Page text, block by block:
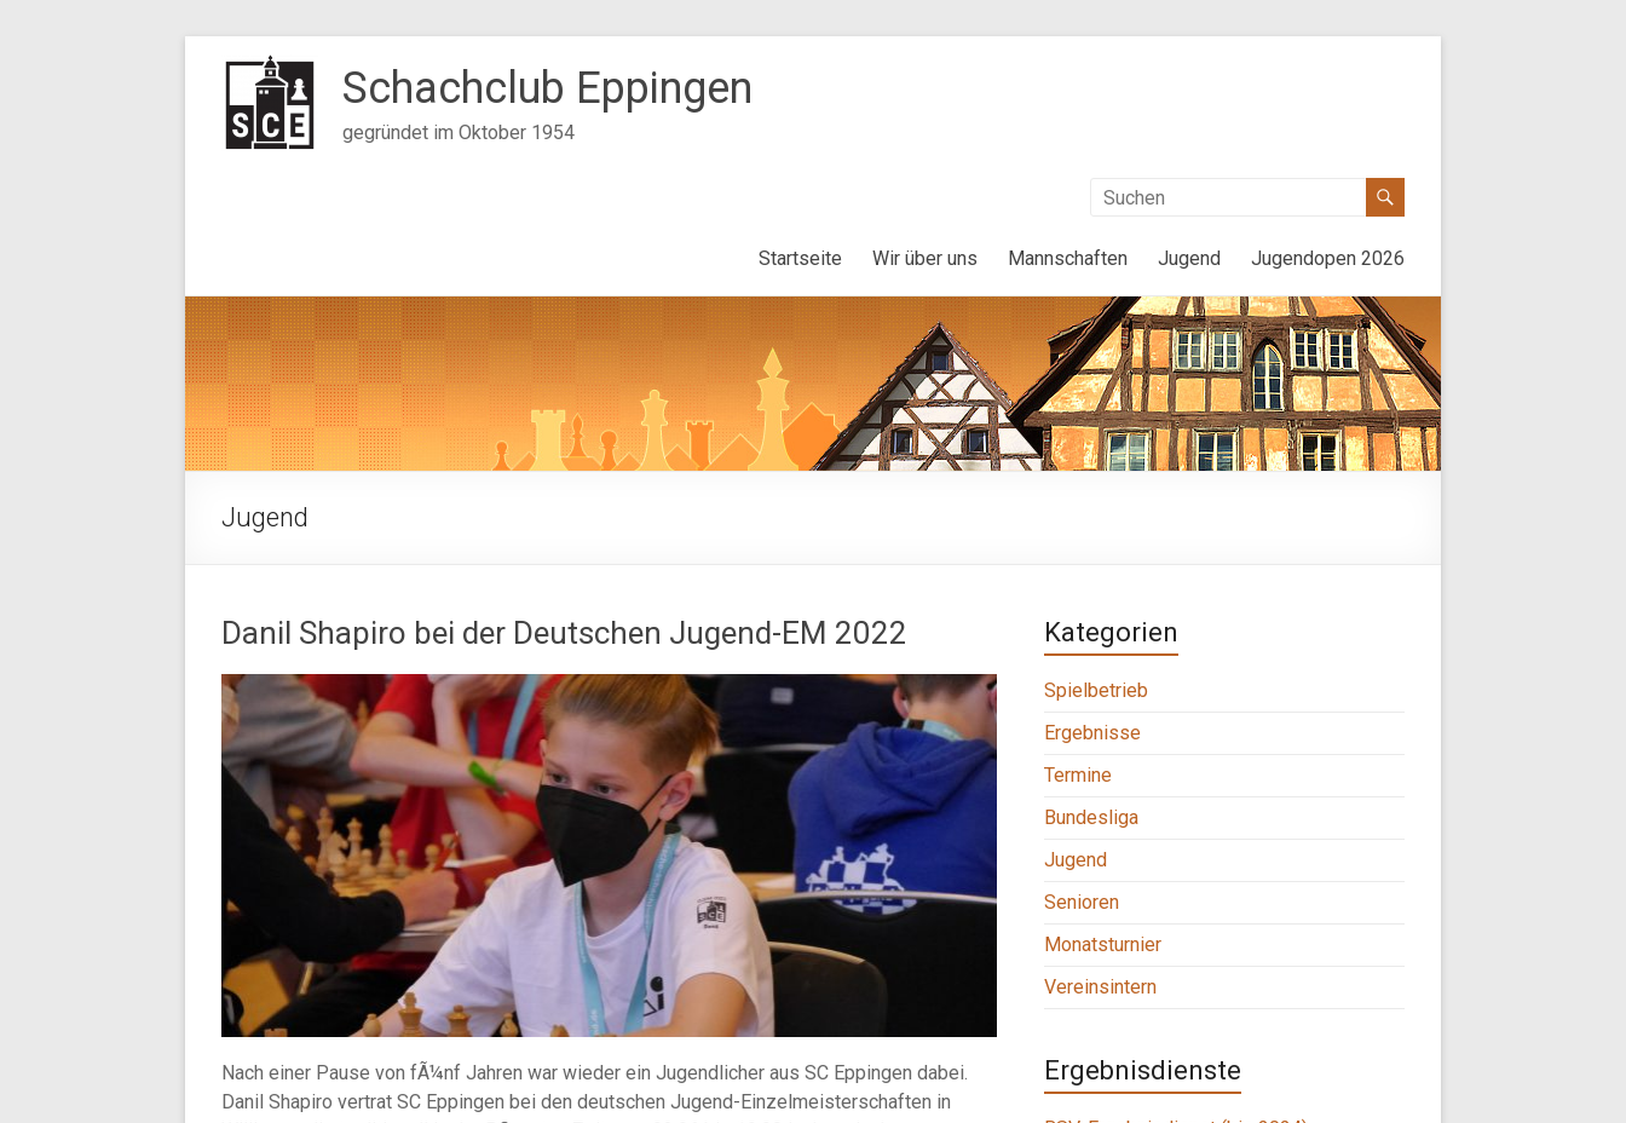
Inhalt
springen
Schachclub Eppingen
gegründet im Oktober 1954
Startseite Wir über uns Mannschaften Jugend Jugendopen 2026
Jugend
Danil Shapiro bei der Deutschen Jugend-EM 2022
Nach einer Pause von fÃ¼nf Jahren war wieder ein Jugendlicher aus SC Eppingen dabei.
Danil Shapiro vertrat SC Eppingen bei den deutschen Jugend-Einzelmeisterschaften in
Kategorien
Spielbetrieb
Ergebnisse
Termine
Bundesliga
Jugend
Senioren
Monatsturnier
Vereinsintern
Ergebnisdienste